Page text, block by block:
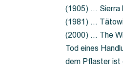
(1905) … Sierra
(1981) …
(2000) … The
Tod eines
dem Pflaster